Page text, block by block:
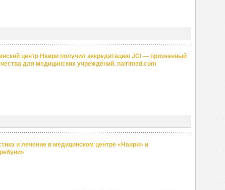
центр Наири получил аккредитацию JCI — признанный
для медицинских учреждений. nairimed.com
и лечение в медицинском центре «Наири» и